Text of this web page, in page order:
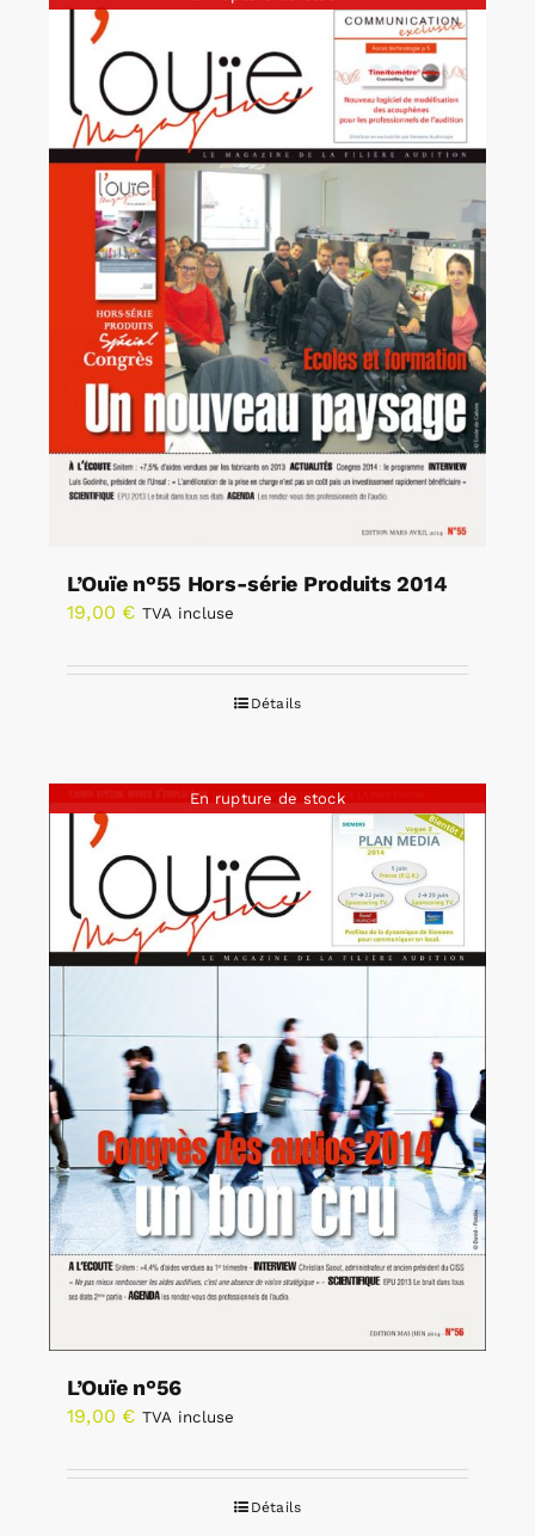
L’Ouïe n°55 Hors-série Produits 2014
19,00 € TVA incluse
Détails
En rupture de stock
L’Ouïe n°56
19,00 € TVA incluse
Détails